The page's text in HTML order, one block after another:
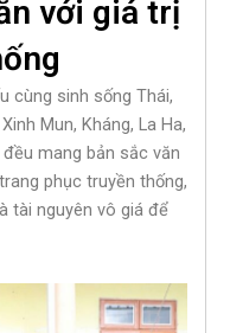
với giá trị
cùng sinh sống Thái,
Mun, Kháng, La Ha,
mang bản sắc văn
phục truyền thống,
tài nguyên vô giá để